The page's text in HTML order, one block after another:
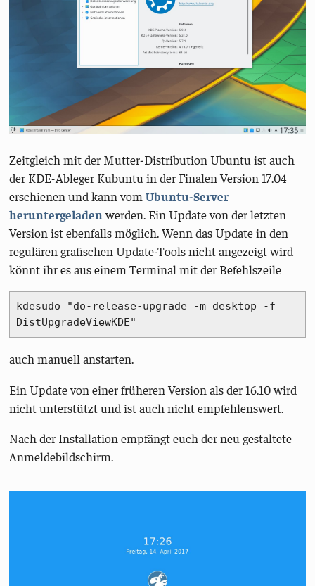
Zeitgleich mit der Mutter-Distribution Ubuntu ist auch
der KDE-Ableger Kubuntu in der Finalen Version 17.04
erschienen und kann vomUbuntu-Server
heruntergeladenwerden. Ein Update von der letzten
Version ist ebenfalls möglich. Wenn das Update in den
regulären grafischen Update-Tools nicht angezeigt wird
könnt ihr es aus einem Terminal mit der Befehlszeile
kdesudo "do-release-upgrade -m desktop -f
DistUpgradeViewKDE"
auch manuell anstarten.
Ein Update von einer früheren Version als der 16.10 wird
nicht unterstützt und ist auch nicht empfehlenswert.
Nach der Installation empfängt euch der neu gestaltete
Anmeldebildschirm.